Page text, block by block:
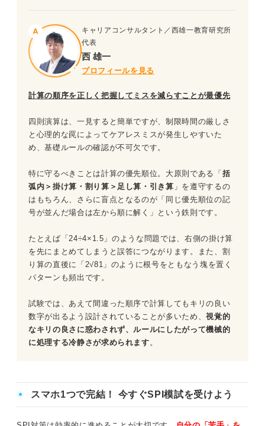
キャリアコンサルタント／西雄一教育研究所
代表
西 雄一
プロフィールを見る
計算の順序を正しく把握してミスを減らすことが最優先
四則演算は、一見すると簡単ですが、制限時間の厳しさ
と心理的な罠によってケアレスミスが発生しやすいた
め、基礎ルールの確認が不可欠です。
特に守るべきことは計算の優先順位。大原則である「 括
弧内＞掛け算・割り算＞足し算・引き算 」を遵守するの
はもちろん、さらに盲点となるのが「同じ優先順位の記
号が並んだ場合は左から順に解く」という鉄則です。
たとえば「24÷4×1.5」のような問題では、右側の掛け算
を先にまとめてしまうと誤答につながります。また、割
り算の直後に「2√81」のように根号をともなう塊を置く
パターンも頻出です。
試験では、あえて間違った順序で計算してもキリの良い
数字が出るよう設計されていることが多いため、視覚的
なキリの良さに惑わされず、ルールにしたがって機械的
に処理する冷静さが求められます 。
スマホ1つで完結！ 今すぐSPI模試を受けよう
問題12（難易度：★★★☆☆）
問題13（難易度：★★★☆☆）
問題16（難易度：★★★☆☆）
問題18（難易度：★★★☆☆）
問題19（難易度：★★★☆☆）
問題20（難易度：★★★★☆）
問題21（難易度：★★★★☆）
問題23（難易度：★★★★☆）
問題24（難易度：★★★★☆）
問題26（難易度：★★★★★）
問題27（難易度：★★★★★）